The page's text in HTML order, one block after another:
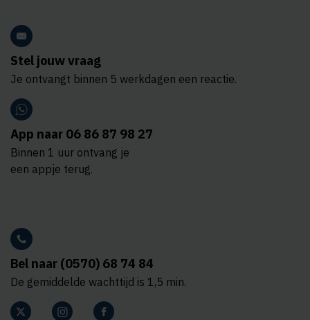
Stel jouw vraag
Je ontvangt binnen 5 werkdagen een reactie.
App naar 06 86 87 98 27
Binnen 1 uur ontvang je
een appje terug.
Bel naar (0570) 68 74 84
De gemiddelde wachttijd is 1,5 min.